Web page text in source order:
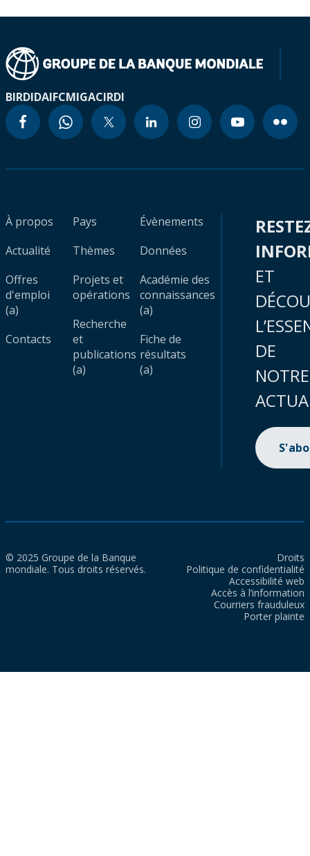
BIRDIDAIFCMIGACIRDI
À propos
Actualité
Offres
d'emploi
(a)
Contacts
Pays
Thèmes
Projets et
opérations
Recherche
et
publications
(a)
Évènements
Données
Académie des
connaissances
(a)
Fiche de
résultats
(a)
ET
DE
NOTRE
© 2025 Groupe de la Banque
mondiale. Tous droits réservés.
Droits
Politique de confidentialité
Accessibilité web
Accès à l’information
Courriers frauduleux
Porter plainte